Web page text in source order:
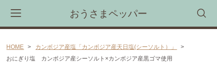
おうさまペッパー
HOME
カンボジア産塩「カンボジア産天日塩(シーソルト）」
おにぎり塩 カンボジア産シーソルト×カンボジア産黒ゴマ使用